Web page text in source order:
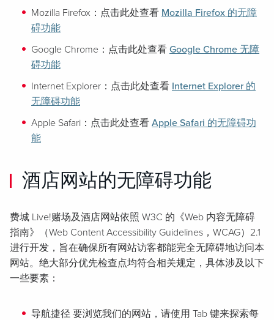
Mozilla Firefox：点击此处查看 Mozilla Firefox 的无障
碍功能
Google Chrome：点击此处查看 Google Chrome 无障
碍功能
Internet Explorer：点击此处查看 Internet Explorer 的
无障碍功能
Apple Safari：点击此处查看 Apple Safari 的无障碍功
能
酒店网站的无障碍功能
费城 Live!赌场及酒店网站依照 W3C 的《Web 内容无障碍
指南》（Web Content Accessibility Guidelines，WCAG）2.1
进行开发，旨在确保所有网站访客都能完全无障碍地访问本
网站。绝大部分优先检查点均符合相关规定，具体涉及以下
一些要素：
导航捷径 要浏览我们的网站，请使用 Tab 键来探索每